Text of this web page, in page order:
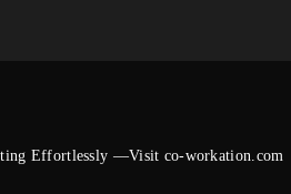
Effortlessly —Visit co-workation.com